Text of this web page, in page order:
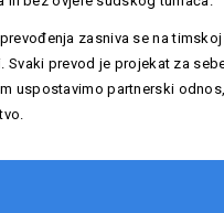
zasniva se na
Svaki prevod je projekat za
uspostavimo partnerski